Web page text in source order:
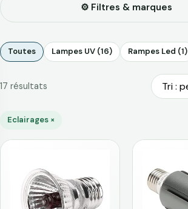
⚙️ Filtres & marques
Toutes Lampes UV (16) Rampes Led (1)
17 résultats Tri
Eclairages ×